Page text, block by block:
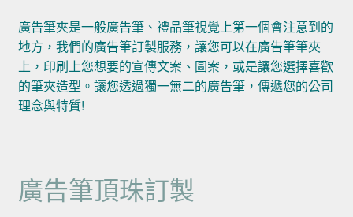
廣告筆夾是一般廣告筆、禮品筆視覺上第一個會注意到的
地方，我們的廣告筆訂製服務，讓您可以在廣告筆筆夾
上，印刷上您想要的宣傳文案、圖案，或是讓您選擇喜歡
的筆夾造型。讓您透過獨一無二的廣告筆，傳遞您的公司
理念與特質!
廣告筆頂珠訂製